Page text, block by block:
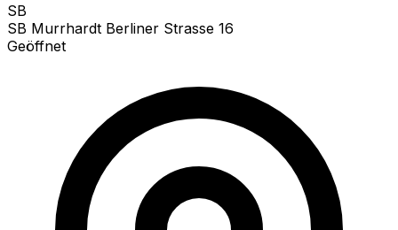
SB
SB Murrhardt Berliner Strasse 16
Geöffnet